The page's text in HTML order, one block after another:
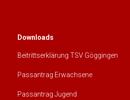
Downloads
Beitrittserklärung TSV Göggingen
Passantrag Erwachsene
Passantrag Jugend